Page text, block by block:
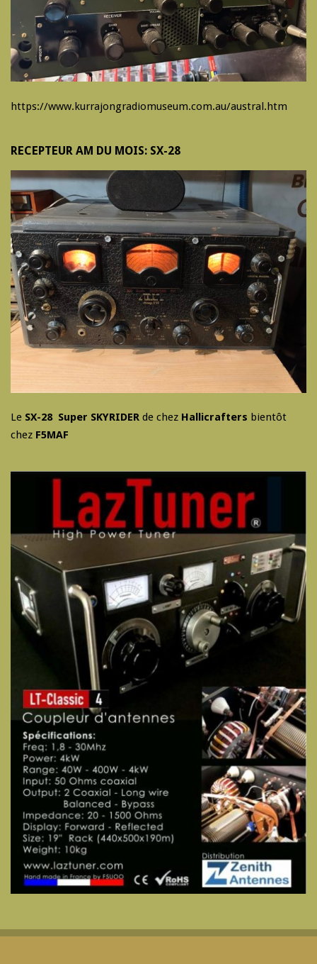
https://www.kurrajongradiomuseum.com.au/austral.htm
RECEPTEUR AM DU MOIS: SX-28
Le SX-28 Super SKYRIDER de chez Hallicrafters bientôt
chez F5MAF